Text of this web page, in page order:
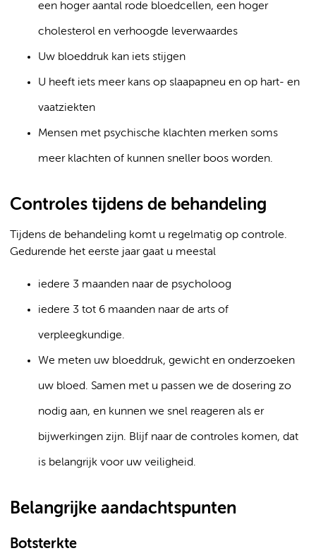
een hoger aantal rode bloedcellen, een hoger
cholesterol en verhoogde leverwaardes
Uw bloeddruk kan iets stijgen
U heeft iets meer kans op slaapapneu en op hart- en
vaatziekten
Mensen met psychische klachten merken soms
meer klachten of kunnen sneller boos worden.
Controles tijdens de behandeling
Tijdens de behandeling komt u regelmatig op controle.
Gedurende het eerste jaar gaat u meestal
iedere 3 maanden naar de psycholoog
iedere 3 tot 6 maanden naar de arts of
verpleegkundige.
We meten uw bloeddruk, gewicht en onderzoeken
uw bloed. Samen met u passen we de dosering zo
nodig aan, en kunnen we snel reageren als er
bijwerkingen zijn. Blijf naar de controles komen, dat
is belangrijk voor uw veiligheid.
Belangrijke aandachtspunten
Botsterkte